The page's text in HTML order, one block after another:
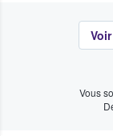
Vous